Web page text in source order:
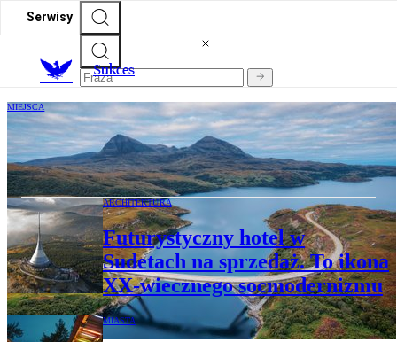
Serwisy
Sukces
MIEJSCA
„Instagramowa autostrada” przeżywa
oblężenie. Najazd turystów
ARCHITEKTURA
Futurystyczny hotel w
Sudetach na sprzedaż. To ikona
XX-wiecznego socmodernizmu
MIASTA